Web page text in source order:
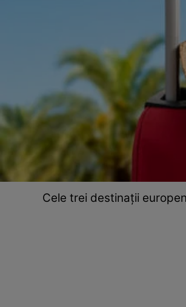
Cele trei destinații